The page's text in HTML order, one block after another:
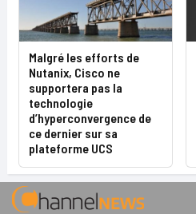
Malgré les efforts de
Nutanix, Cisco ne
supportera pas la
technologie
d’hyperconvergence de
ce dernier sur sa
plateforme UCS